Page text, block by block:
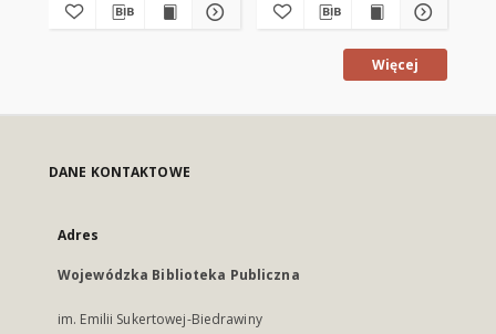
Więcej
DANE KONTAKTOWE
Adres
Wojewódzka Biblioteka Publiczna
im. Emilii Sukertowej-Biedrawiny